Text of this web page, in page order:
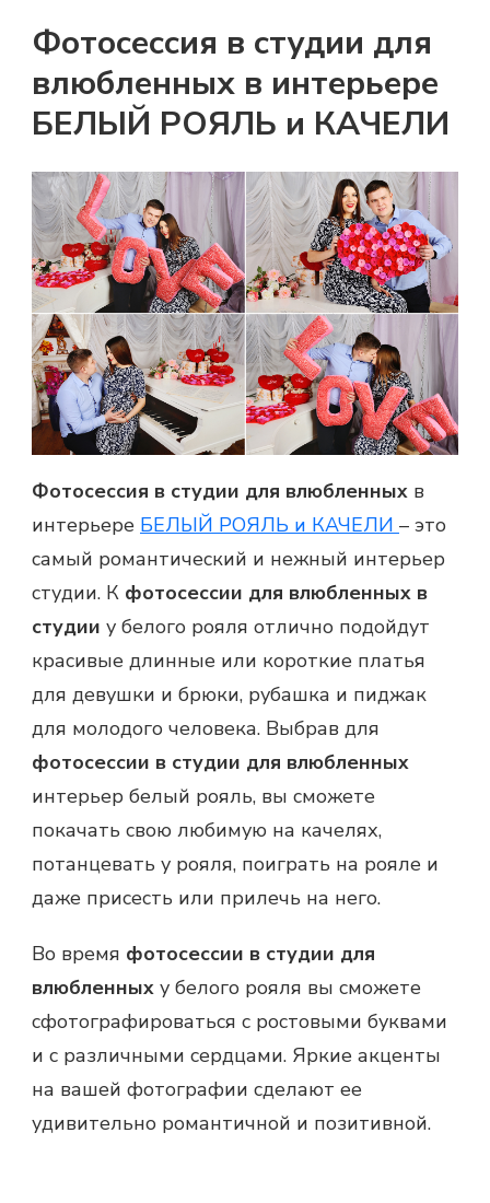
Фотосессия в студии для
влюбленных в интерьере
БЕЛЫЙ РОЯЛЬ и КАЧЕЛИ
Фотосессия в студии для влюбленных в
интерьере БЕЛЫЙ РОЯЛЬ и КАЧЕЛИ – это
самый романтический и нежный интерьер
студии. К фотосессии для влюбленных в
студии у белого рояля отлично подойдут
красивые длинные или короткие платья
для девушки и брюки, рубашка и пиджак
для молодого человека. Выбрав для
фотосессии в студии для влюбленных
интерьер белый рояль, вы сможете
покачать свою любимую на качелях,
потанцевать у рояля, поиграть на рояле и
даже присесть или прилечь на него.
Во время фотосессии в студии для
влюбленных у белого рояля вы сможете
сфотографироваться с ростовыми буквами
и с различными сердцами. Яркие акценты
на вашей фотографии сделают ее
удивительно романтичной и позитивной.